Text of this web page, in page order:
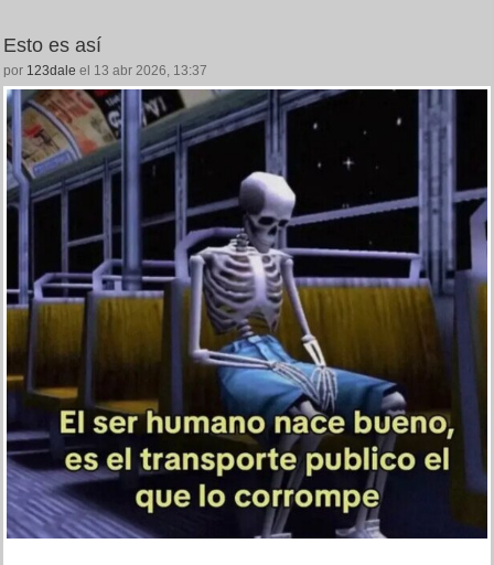
Esto es así
por 123dale el 13 abr 2026, 13:37